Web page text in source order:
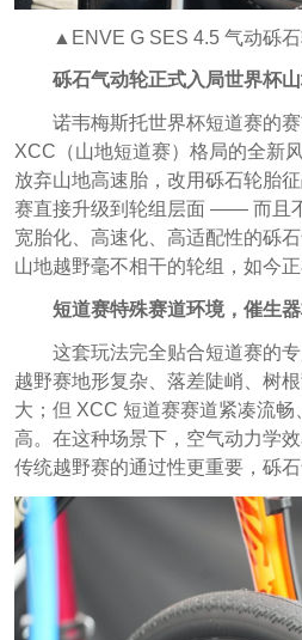
▲ENVE G SES 4.5 气动砾石
砾石气动轮正式入局世界杯
诺韦梅斯托世界杯短道赛的
XCC（山地短道赛）格局的全新
放弃山地高速胎，改用砾石轮胎
赛直接升级到轮组层面 —— 而且
宽胎化、高速化、高适配性的砾
山地越野毫不相干的轮组，如今
短道赛特殊赛道环境，催生
这套玩法完全贴合短道赛的
越野赛地形复杂、落差陡峭、树
大；但 XCC 短道赛赛道紧凑流
高。在这种场景下，空气动力学
传统越野赛的通过性更重要，砾